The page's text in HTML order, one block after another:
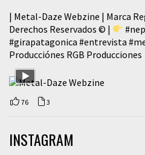
| Metal-Daze Webzine | Marca
Derechos Reservados © |
#girapatagonica #entrevista
Producciónes RGB Producciones
76 3
INSTAGRAM